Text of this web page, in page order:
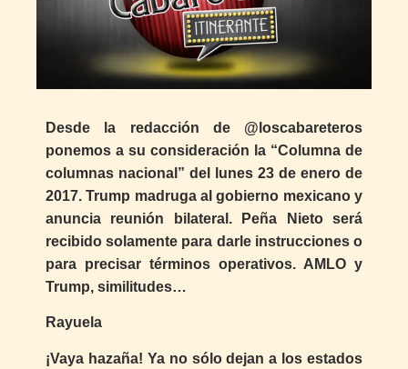
Desde la redacción de @loscabareteros
ponemos a su consideración la “Columna de
columnas nacional” del lunes 23 de enero de
2017. Trump madruga al gobierno mexicano y
anuncia reunión bilateral. Peña Nieto será
recibido solamente para darle instrucciones o
para precisar términos operativos. AMLO y
Trump, similitudes…
Rayuela
¡Vaya hazaña! Ya no sólo dejan a los estados